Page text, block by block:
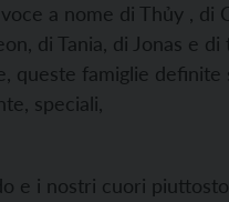
a nome di Thủy , di
di Tania, di Jonas e
queste famiglie definite
speciali,
e i nostri cuori